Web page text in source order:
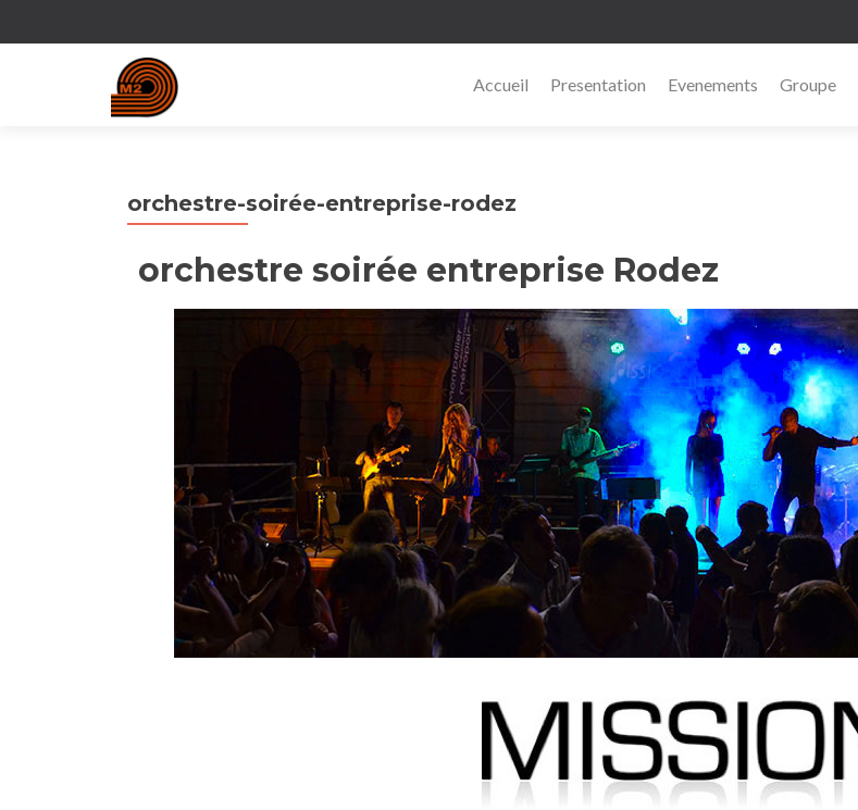
Accueil Presentation Evenements Groupe
orchestre-soirée-entreprise-rodez
orchestre soirée entreprise Rodez